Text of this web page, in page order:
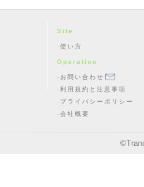
Site
使い方
Operation
お問い合わせ
利用規約と注意事項
プライバシーポリシー
会社概要
©